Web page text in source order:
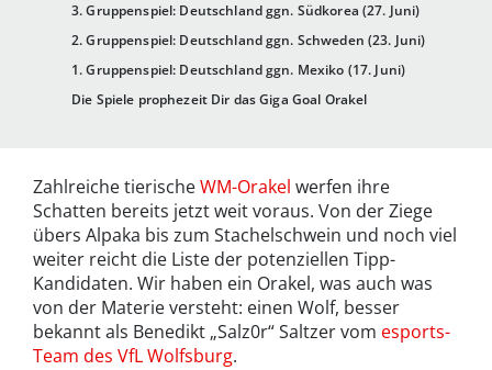
3. Gruppenspiel: Deutschland ggn. Südkorea (27. Juni)
2. Gruppenspiel: Deutschland ggn. Schweden (23. Juni)
1. Gruppenspiel: Deutschland ggn. Mexiko (17. Juni)
Die Spiele prophezeit Dir das Giga Goal Orakel
Zahlreiche tierischeWM-Orakel werfen ihre
Schatten bereits jetzt weit voraus. Von der Ziege
übers Alpaka bis zum Stachelschwein und noch viel
weiter reicht die Liste der potenziellen Tipp-
Kandidaten. Wir haben ein Orakel, was auch was
von der Materie versteht: einen Wolf, besser
bekannt als Benedikt „Salz0r“ Saltzer vom esports-
Team des VfL Wolfsburg.